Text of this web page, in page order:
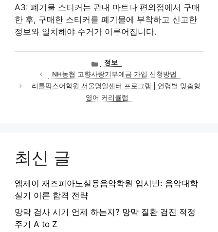
A3: 폐기물 스티커는 관내 마트나 편의점에서 구매
한 후, 구매한 스티커를 폐기물에 부착하고 신고한
정보와 일치해야 수거가 이루어집니다.
카
테
고
리
정보
NH농협 고향사랑기부예금 가입 신청방법
리틀팍스어학원 서울명일센터 프로그램 | 연령별 맞춤형
영어 커리큘럼
최신 글
엠제이 재즈피아노실용음악학원 입시반: 음악대학
실기 이론 합격 전략
망막 검사 시기 언제 하는지? 망막 질환 검진 적정
주기 A to Z